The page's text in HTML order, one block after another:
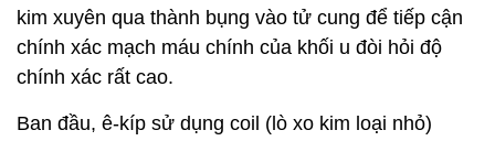
kim xuyên qua thành bụng vào tử cung để tiếp cận
chính xác mạch máu chính của khối u đòi hỏi độ
chính xác rất cao.
Ban đầu, ê-kíp sử dụng coil (lò xo kim loại nhỏ)